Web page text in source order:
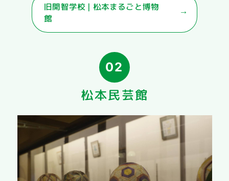
旧開智学校 | 松本まるごと博物
館
02
松本民芸館